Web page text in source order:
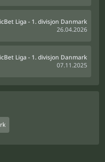
Liga - 1. divisjon Danmark
26.04.2026
Liga - 1. divisjon Danmark
07.11.2025